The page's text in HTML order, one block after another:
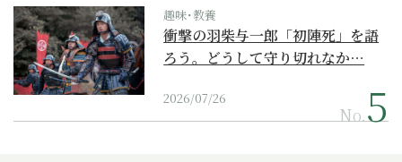
趣味･教養
衝撃の羽柴与一郎「初陣死」を語
ろう。どうして守り切れなか…
2026/07/26
No.